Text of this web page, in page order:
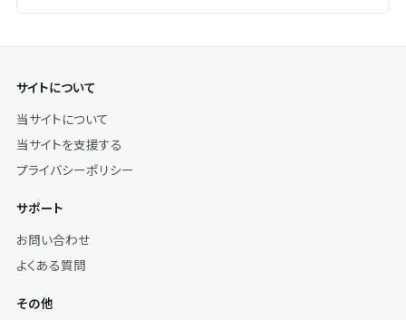
サイトについて
当サイトについて
当サイトを支援する
プライバシーポリシー
サポート
お問い合わせ
よくある質問
その他